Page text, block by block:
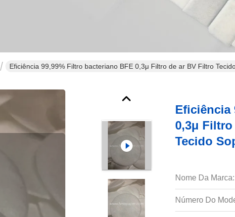
Eficiência 99,99% Filtro bacteriano BFE 0,3μ Filtro de ar BV Filtro
Eficiência
0,3μ
Tecido
Nome Da Marca:
Número Do